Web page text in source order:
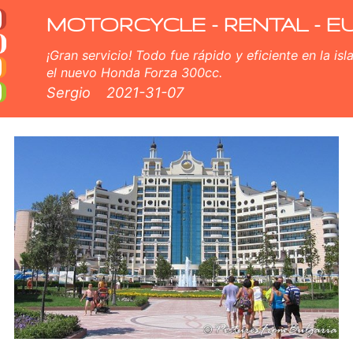
en Sunny Beach
MOTORCYCLE - RENTAL -
¡Gran servicio! Todo fue rápido y eficiente en la
el nuevo Honda Forza 300cc.
Sergio 2021-31-07